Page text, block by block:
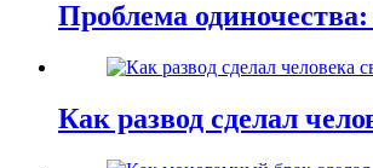
Проблема
Как развод сделал